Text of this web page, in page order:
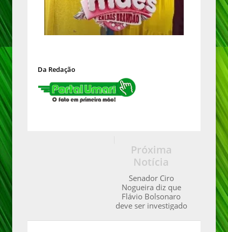
Da Redação
Próxima
Notícia
Senador Ciro
Nogueira diz que
Flávio Bolsonaro
deve ser investigado